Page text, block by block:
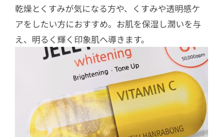
乾燥とくすみが気になる方や、くすみや透明感ケ
アをしたい方におすすめ。お肌を保湿し潤いを与
え、明るく輝く印象肌へ導きます。